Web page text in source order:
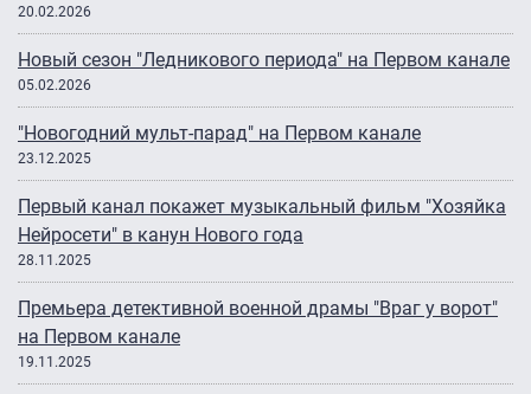
20.02.2026
Новый сезон "Ледникового периода" на Первом канале
05.02.2026
"Новогодний мульт-парад" на Первом канале
23.12.2025
Первый канал покажет музыкальный фильм "Хозяйка
Нейросети" в канун Нового года
28.11.2025
Премьера детективной военной драмы "Враг у ворот"
на Первом канале
19.11.2025